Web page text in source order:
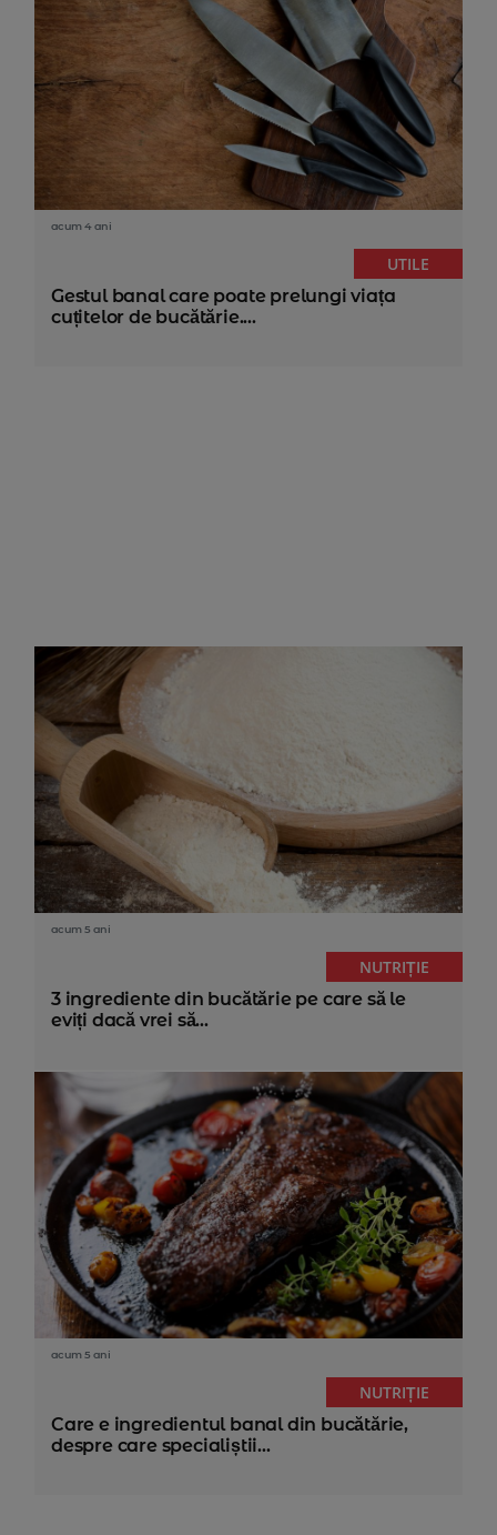
acum 4 ani
UTILE
Gestul banal care poate prelungi viața
cuțitelor de bucătărie....
acum 5 ani
NUTRIȚIE
3 ingrediente din bucătărie pe care să le
eviți dacă vrei să...
acum 5 ani
NUTRIȚIE
Care e ingredientul banal din bucătărie,
despre care specialiștii...